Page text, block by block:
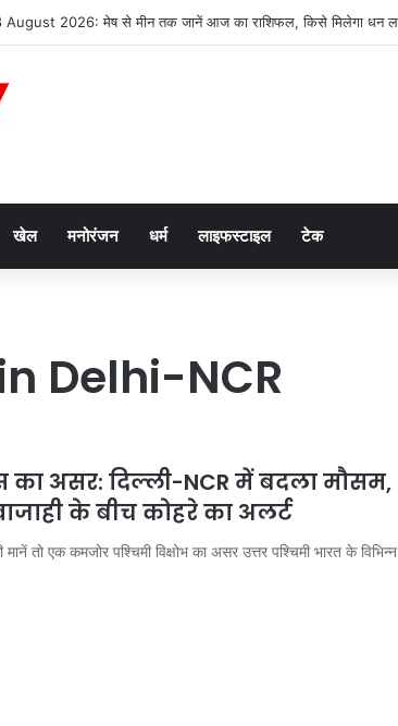
में आरोपी की जमानत याचिका खारिज
खेल मनोरंजन धर्म लाइफस्टाइल टेक
Delhi-NCR
का असर: दिल्ली-NCR में बदला मौसम,
के बीच कोहरे का अलर्ट
तो एक कमजोर पश्चिमी विक्षोभ का असर उत्तर पश्चिमी भारत के विभिन्न